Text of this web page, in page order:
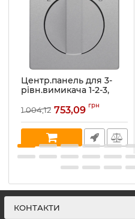
Центр.панель для 3-
рівн.вимикача 1-2-3,
1084608400
Артикул:1084608400
В наявності:
1 004,12 753,09 грн
КОНТАКТИ